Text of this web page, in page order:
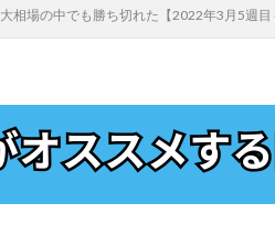
大相場の中でも勝ち切れた【2022年3月5週